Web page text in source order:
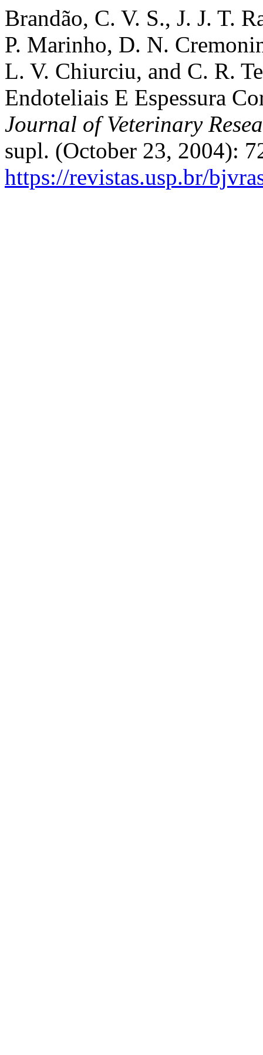
Brandão, C. V. S., J. J. T.
P. Marinho, D. N.
L. V. Chiurciu, and C. R.
Endoteliais E Espessura
Journal of Veterinary
supl. (October 23, 2004):
https://revistas.usp.br/